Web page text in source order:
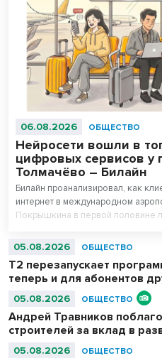
06.08.2026 ОБЩЕСТВО
Нейросети вошли в
цифровых сервисов у
Толмачёво – Билайн
Билайн проанализировал, как
интернет в международном
Покрышкина в первой половине
сервисов у пассажиров 16–44
аэропорту.
05.08.2026 ОБЩЕСТВО
Т2 перезапускает
теперь и для абонентов
05.08.2026 ОБЩЕСТВО
Андрей Травников
строителей за вклад в
05.08.2026 ОБЩЕСТВО